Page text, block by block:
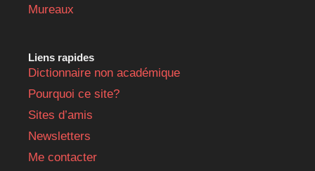
Mureaux
Liens rapides
Dictionnaire non académique
Pourquoi ce site?
Sites d’amis
Newsletters
Me contacter